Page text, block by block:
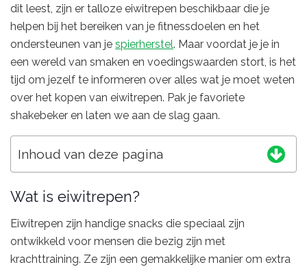
dit leest, zijn er talloze eiwitrepen beschikbaar die je
helpen bij het bereiken van je fitnessdoelen en het
ondersteunen van je spierherstel. Maar voordat je je in
een wereld van smaken en voedingswaarden stort, is het
tijd om jezelf te informeren over alles wat je moet weten
over het kopen van eiwitrepen. Pak je favoriete
shakebeker en laten we aan de slag gaan.
Inhoud van deze pagina
Wat is eiwitrepen?
Eiwitrepen zijn handige snacks die speciaal zijn
ontwikkeld voor mensen die bezig zijn met
krachttraining. Ze zijn een gemakkelijke manier om extra